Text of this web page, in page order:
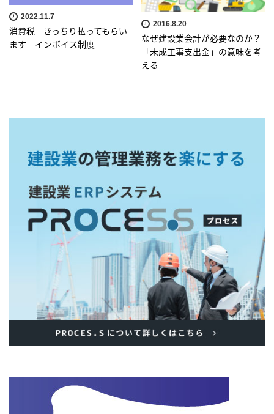
2022.11.7
消費税 きっちり払ってもらい
ます―インボイス制度―
2016.8.20
なぜ建設業会計が必要なのか？-
「未成工事支出金」の意味を考
える-